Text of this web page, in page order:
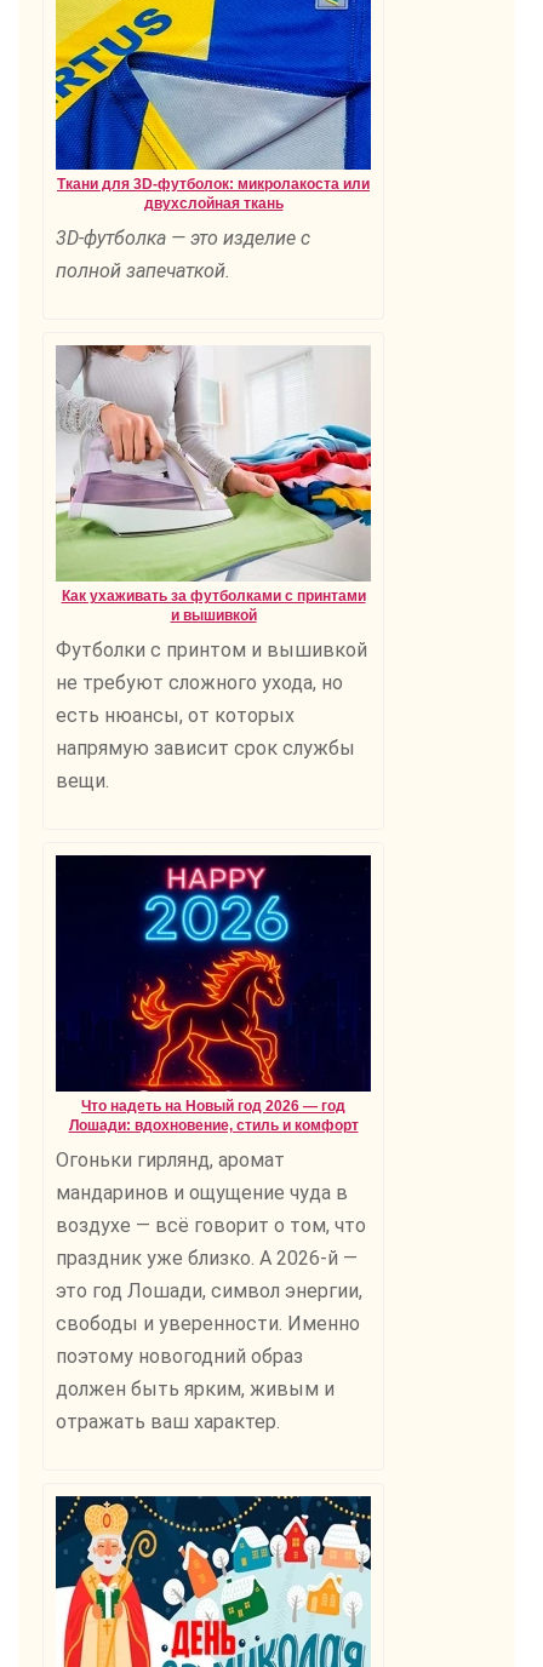
Ткани для 3D-футболок: микролакоста или
двухслойная ткань
3D-футболка — это изделие с
полной запечаткой.
Как ухаживать за футболками с принтами
и вышивкой
Футболки с принтом и вышивкой
не требуют сложного ухода, но
есть нюансы, от которых
напрямую зависит срок службы
вещи.
Что надеть на Новый год 2026 — год
Лошади: вдохновение, стиль и комфорт
Огоньки гирлянд, аромат
мандаринов и ощущение чуда в
воздухе — всё говорит о том, что
праздник уже близко. А 2026-й —
это год Лошади, символ энергии,
свободы и уверенности. Именно
поэтому новогодний образ
должен быть ярким, живым и
отражать ваш характер.